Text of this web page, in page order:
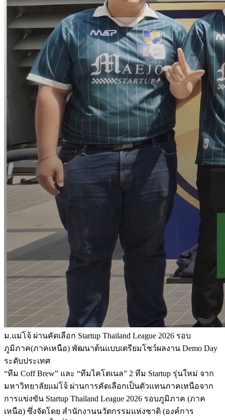
ม.แม่โจ้ ผ่านคัดเลือก Startup Thailand League 2026 รอบ
ภูมิภาค(ภาคเหนือ) พัฒนาต้นแบบเตรียมโชว์ผลงาน Demo Day
ระดับประเทศ
“ทีม Coff Brew” และ “ทีมไคโตเนล” 2 ทีม Startup รุ่นใหม่ จาก
มหาวิทยาลัยแม่โจ้ ผ่านการคัดเลือกเป็นตัวแทนภาคเหนือจาก
การแข่งขัน Startup Thailand League 2026 รอบภูมิภาค (ภาค
เหนือ) ซึ่งจัดโดย สำนักงานนวัตกรรมแห่งชาติ (องค์การ